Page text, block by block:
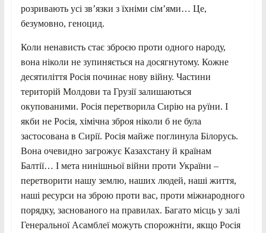
розривають усі зв’язки з їхніми сім’ями… Це,
безумовно, геноцид.
Коли ненависть стає зброєю проти одного народу,
вона ніколи не зупиняється на досягнутому. Кожне
десятиліття Росія починає нову війну. Частини
територій Молдови та Грузії залишаються
окупованими. Росія перетворила Сирію на руїни. І
якби не Росія, хімічна зброя ніколи б не була
застосована в Сирії. Росія майже поглинула Білорусь.
Вона очевидно загрожує Казахстану й країнам
Балтії… І мета нинішньої війни проти України –
перетворити нашу землю, наших людей, наші життя,
наші ресурси на зброю проти вас, проти міжнародного
порядку, заснованого на правилах. Багато місць у залі
Генеральної Асамблеї можуть спорожніти, якщо Росія